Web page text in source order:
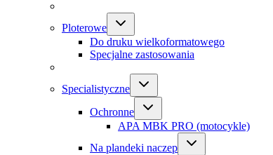
Ploterowe
Do druku wielkoformatowego
Specjalne zastosowania
Specialistyczne
Ochronne
APA MBK PRO (motocykle)
Na plandeki naczep